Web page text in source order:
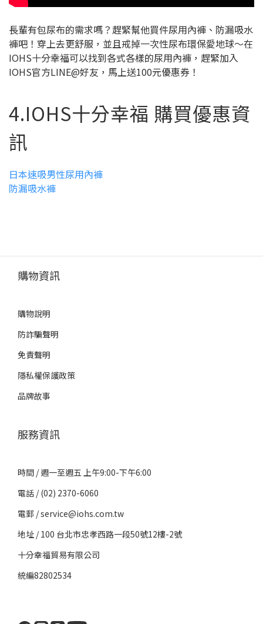
長輩有包尿布的需求嗎？趕緊幫他買件尿用內褲、防漏吸水
褲吧！穿上去更舒服，並且戒掉一次性尿布環保愛地球～在
IOHS十分幸福可以找到各式各樣的尿用內褲，趕緊加入
IOHS官方LINE@好友，馬上送100元優惠券！
4.IOHS十分幸福 購買優惠資
訊
日本速吸男性尿用內褲
防漏吸水褲
購物資訊
購物說明
防詐騙聲明
免責聲明
隱私權保護政策
品牌故事
服務資訊
時間 / 週一至週五 上午9:00-下午6:00
電話 / (02) 2370-6060
電郵 / service@iohs.com.tw
地址 / 100 台北市忠孝西路一段50號12樓-2號
十分幸福貿易有限公司
統編82802534